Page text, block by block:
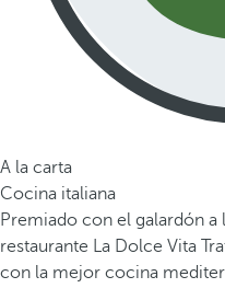
A la carta
Cocina italiana
Premiado con el galardón a
restaurante La Dolce Vita
con la mejor cocina